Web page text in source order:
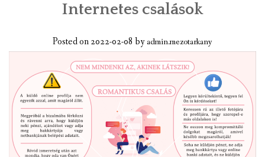
TELEPÜLÉSÜNKRŐL
LÁTNIVALÓK
KAPCSOLAT
ÖNKORMÁNYZAT
KÉPVISELŐ-TESTÜLET
Internetes csalások
Posted on2022-02-08 byadmin.mezotarkany